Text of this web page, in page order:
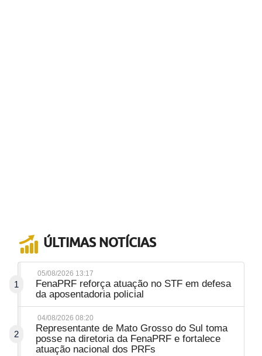
ÚLTIMAS NOTÍCIAS
1
05/08/2026 13:17
FenaPRF reforça atuação no STF em defesa
da aposentadoria policial
2
04/08/2026 08:20
Representante de Mato Grosso do Sul toma
posse na diretoria da FenaPRF e fortalece
atuação nacional dos PRFs